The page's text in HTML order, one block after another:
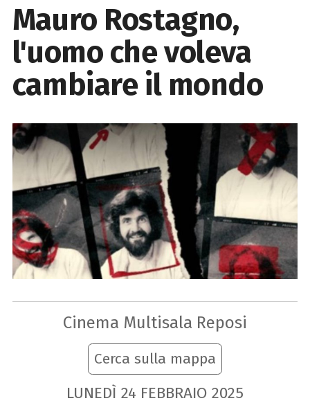
Mauro Rostagno,
l'uomo che voleva
cambiare il mondo
Cinema Multisala Reposi
Cerca sulla mappa
LUNEDÌ 24 FEBBRAIO 2025